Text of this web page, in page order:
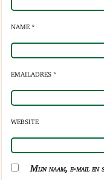
NAME *
EMAILADRES *
WEBSITE
Mijn naam, e-mail en